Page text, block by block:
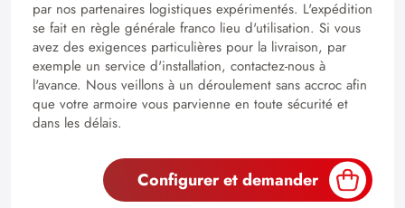
par nos partenaires logistiques expérimentés. L'expédition
se fait en règle générale franco lieu d'utilisation. Si vous
avez des exigences particulières pour la livraison, par
exemple un service d'installation, contactez-nous à
l'avance. Nous veillons à un déroulement sans accroc afin
que votre armoire vous parvienne en toute sécurité et
dans les délais.
Configurer et demander